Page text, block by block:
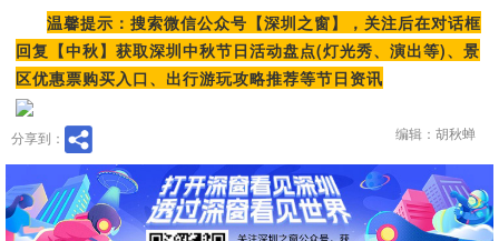
温馨提示：搜索微信公众号【深圳之窗】，关注后在对话框
回复【中秋】获取深圳中秋节日活动盘点(灯光秀、演出等)、景
区优惠票购买入口、出行游玩攻略推荐等节日资讯
分享到： 编辑：胡秋蝉